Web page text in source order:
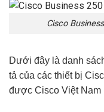
Cisco
Dưới đây là danh
tả của các thiết bị
được Cisco Việt Nam